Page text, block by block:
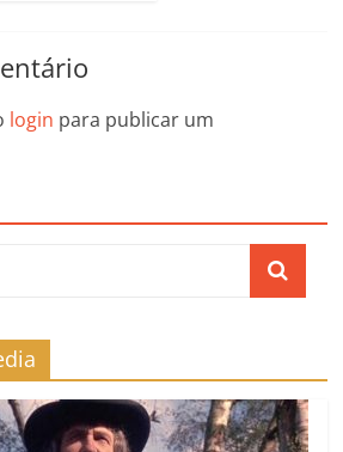
login para publicar um